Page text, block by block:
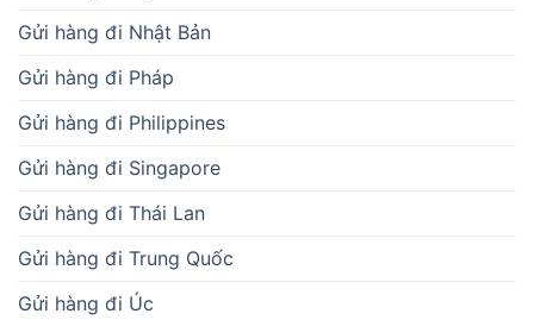
Gửi hàng đi Nhật Bản
Gửi hàng đi Pháp
Gửi hàng đi Philippines
Gửi hàng đi Singapore
Gửi hàng đi Thái Lan
Gửi hàng đi Trung Quốc
Gửi hàng đi Úc